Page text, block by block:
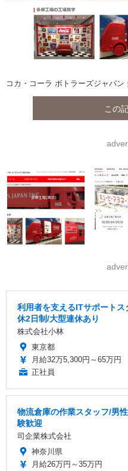
コカ・コーラ ボトラーズジャパン
この
利用者を支えるITサポート
休2日制/大型連休あり
株式会社小林
東京都
月給32万5,300円～65万円
正社員
物流倉庫の作業スタッフ/男
験歓迎
司企業株式会社
神奈川県
月給26万円～35万円